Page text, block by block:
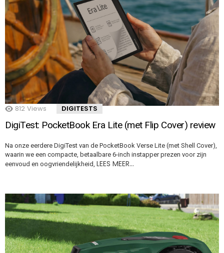
812 Views DIGITESTS
DigiTest: PocketBook Era Lite (met Flip Cover) review
Na onze eerdere DigiTest van de PocketBook Verse Lite (met Shell Cover),
waarin we een compacte, betaalbare 6-inch instapper prezen voor zijn
eenvoud en oogvriendelijkheid, LEES MEER…